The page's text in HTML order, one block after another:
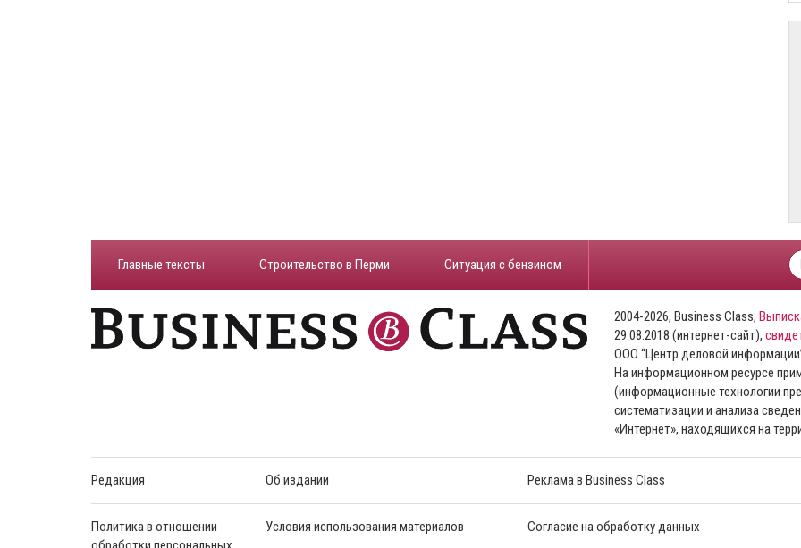
Главные тексты Строительство в Перми ​Ситуация с бензином
2004-2026, Business Class,
29.08.2018 (интернет-сайт),
ООО “Центр деловой
На информационном ресурсе
(информационные технологии
систематизации и анализа
«Интернет», находящихся на
Редакция Об издании Реклама в Business Class
Политика в отношении
Условия использования материалов Согласие на обработку данных